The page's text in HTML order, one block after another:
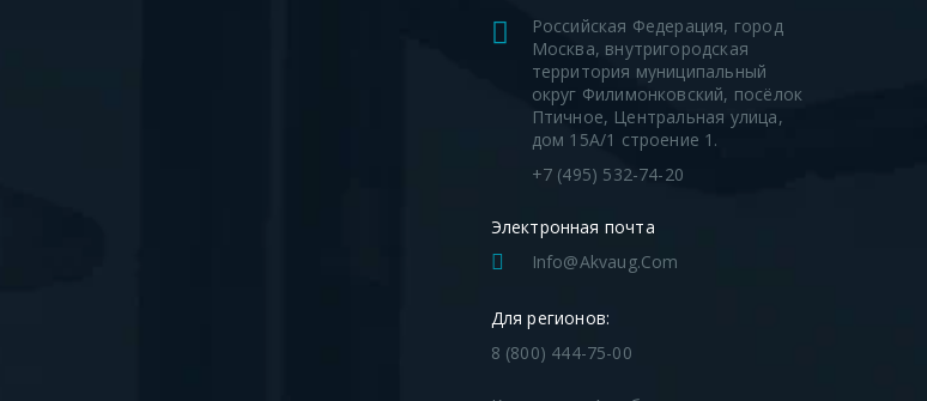
Российская Федерация, город
Москва, внутригородская
территория муниципальный
округ Филимонковский, посёлок
Птичное, Центральная улица,
дом 15А/1 строение 1.
+7 (495) 532-74-20
Электронная почта
Info@akvaug.com
Для регионов:
8 (800) 444-75-00